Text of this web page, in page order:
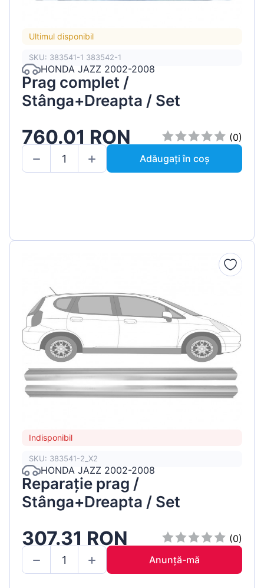
Ultimul disponibil
SKU: 383541-1 383542-1
HONDA JAZZ 2002-2008
Prag complet /
Stânga+Dreapta / Set
760.01 RON
(0)
Adăugați în coș
Indisponibil
SKU: 383541-2_X2
HONDA JAZZ 2002-2008
Reparație prag /
Stânga+Dreapta / Set
307.31 RON
(0)
Anunță-mă